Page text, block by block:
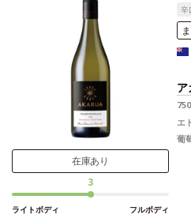
在庫あり
3
ライトボディ フルボディ
辛
エ
葡